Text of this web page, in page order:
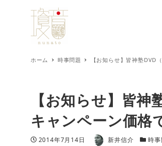
ホーム 時事問題 【お知らせ】皆神塾DVD
【お知らせ】皆
キャンペーン価格
投稿日
2014年7月14日 著者 新井信介 カテゴ
時事